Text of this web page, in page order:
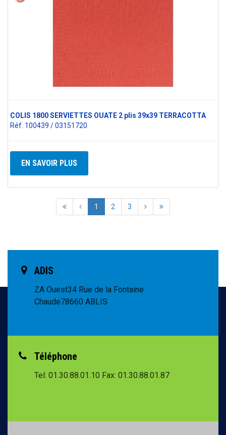
COLIS 1800 SERVIETTES OUATE 2 plis 39x39 TERRACOTTA
Réf. 100439 / 03151720
EN SAVOIR PLUS
1 2 3
ADIS
ZA Ouest34 Rue de la Fontaine
Chaude78660 ABLIS
Téléphone
Tel: 01.30.88.01.10 Fax: 01.30.88.01.87